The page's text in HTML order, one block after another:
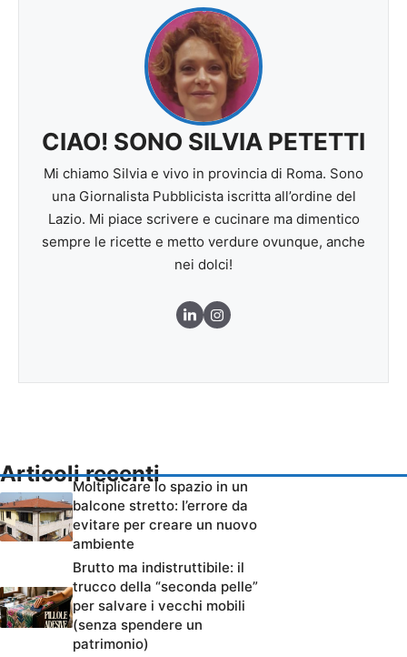
CIAO! SONO SILVIA PETETTI
Mi chiamo Silvia e vivo in provincia di Roma. Sono
una Giornalista Pubblicista iscritta all’ordine del
Lazio. Mi piace scrivere e cucinare ma dimentico
sempre le ricette e metto verdure ovunque, anche
nei dolci!
Articoli recenti
Moltiplicare lo spazio in un
balcone stretto: l’errore da
evitare per creare un nuovo
ambiente
Brutto ma indistruttibile: il
trucco della “seconda pelle”
per salvare i vecchi mobili
(senza spendere un
patrimonio)